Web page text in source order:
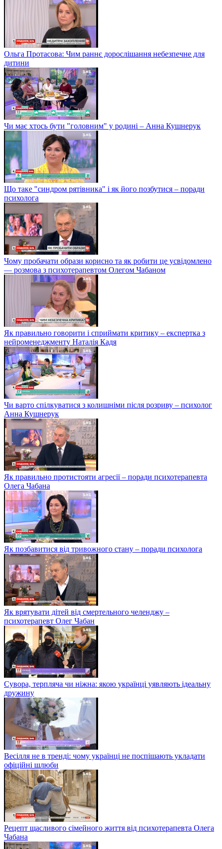
Ольга Протасова: Чим раннє дорослішання небезпечне для
дитини
Чи має хтось бути "головним" у родині – Анна Кушнерук
Що таке "синдром рятівника" і як його позбутися – поради
психолога
Чому пробачати образи корисно та як робити це усвідомлено
— розмова з психотерапевтом Олегом Чабаном
Як правильно говорити і сприймати критику – експертка з
нейроменеджменту Наталія Кадя
Чи варто спілкуватися з колишніми після розриву – психолог
Анна Кушнерук
Як правильно протистояти агресії – поради психотерапевта
Олега Чабана
Як позбавитися від тривожного стану – поради психолога
Як врятувати дітей від смертельного челенджу –
психотерапевт Олег Чабан
Сувора, терпляча чи ніжна: якою українці уявляють ідеальну
дружину
Весілля не в тренді: чому українці не поспішають укладати
офіційні шлюби
Рецепт щасливого сімейного життя від психотерапевта Олега
Чабана